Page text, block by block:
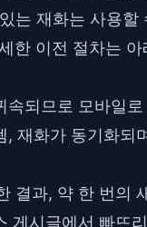
는 재화는 사용할
한 이전 절차는
되므로 모바일
재화가 동기화되
결과, 약 한 번의
게시글에서 빠뜨